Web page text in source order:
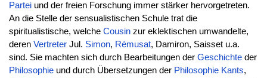
Parteiund der freien Forschung immer stärker hervorgetreten.
An die Stelle der sensualistischen Schule trat die
spiritualistische, welche Cousinzur eklektischen umwandelte,
deren VertreterJul. Simon, Rémusat, Damiron, Saisset u.a.
sind. Sie machten sich durch Bearbeitungen der Geschichteder
Philosophieund durch Übersetzungen der Philosophie Kants,